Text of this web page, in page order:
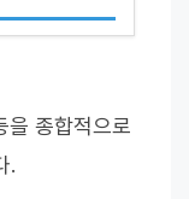
을 종합적으로
.